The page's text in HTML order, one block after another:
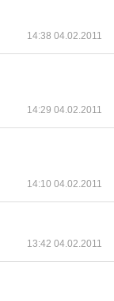
14:38 04.02.2011
14:29 04.02.2011
14:10 04.02.2011
13:42 04.02.2011